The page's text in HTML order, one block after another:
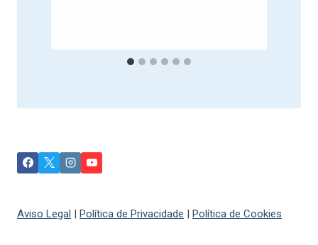
Aviso Legal | Política de Privacidade | Política de Cookies